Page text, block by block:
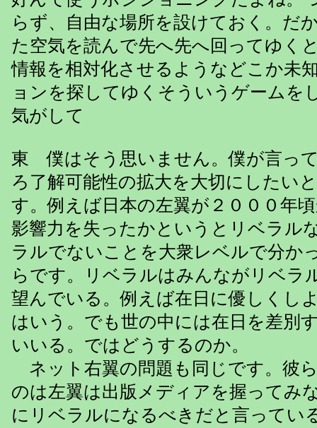
らず、自由な場所を設けておく。だ
た空気を読んで先へ先へ回ってゆく
情報を相対化させるようなどこか未
ョンを探してゆくそういうゲームを
気がして
東 僕はそう思いません。僕が言っ
ろ了解可能性の拡大を大切にしたい
す。例えば日本の左翼が２０００年
影響力を失ったかというとリベラル
ラルでないことを大衆レベルで分か
らです。リベラルはみんながリベラ
望んでいる。例えば在日に優しくし
はいう。でも世の中には在日を差別
いいる。ではどうするのか。
ネット右翼の問題も同じです。彼
のは左翼は出版メディアを握ってみ
にリベラルになるべきだと言ってい